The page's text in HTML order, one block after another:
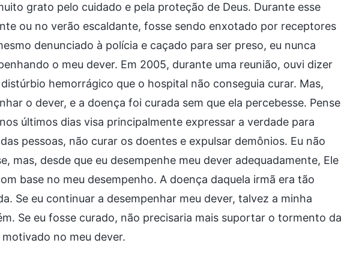
grato pelo cuidado e pela proteção de Deus. Durante esse
ou no verão escaldante, fosse sendo enxotado por receptores
denunciado à polícia e caçado para ser preso, eu nunca
o meu dever. Em 2005, durante uma reunião, ouvi dizer
hemorrágico que o hospital não conseguia curar. Mas,
o dever, e a doença foi curada sem que ela percebesse.
últimos dias visa principalmente expressar a verdade para
pessoas, não curar os doentes e expulsar demônios. Eu não
mas, desde que eu desempenhe meu dever adequadamente, Ele
base no meu desempenho. A doença daquela irmã era tão
Se eu continuar a desempenhar meu dever, talvez a minha
Se eu fosse curado, não precisaria mais suportar o tormento da
motivado no meu dever.